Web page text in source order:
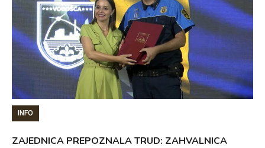
INFO
ZAJEDNICA PREPOZNALA TRUD: ZAHVALNICA